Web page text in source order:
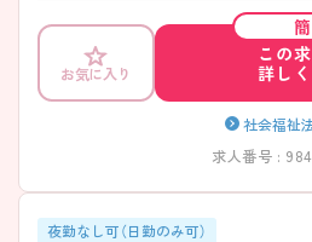
ありますので、より子どもたちの成長を
ありましたら是非、お問い合わせくださ
お気に入り
この
詳し
社会福祉
求人番号 :
夜勤なし可（日勤のみ可）